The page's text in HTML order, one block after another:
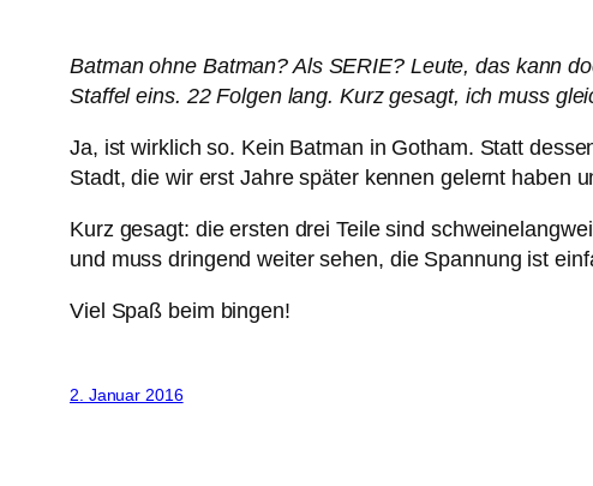
Batman ohne Batman? Als SERIE? Leute, das kann
Staffel eins. 22 Folgen lang. Kurz gesagt, ich muss
Ja, ist wirklich so. Kein Batman in Gotham. Statt
Stadt, die wir erst Jahre später kennen gelernt haben
Kurz gesagt: die ersten drei Teile sind
und muss dringend weiter sehen, die Spannung ist
Viel Spaß beim bingen!
2. Januar 2016